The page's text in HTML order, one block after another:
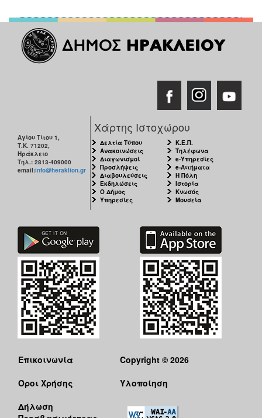
Αγίου Τίτου 1,
Τ.Κ. 71202,
Ηράκλειο
Τηλ.: 2813-409000
email:info@heraklion.gr
Χάρτης Ιστοχώρου
Δελτία Τύπου
Ανακοινώσεις
Διαγωνισμοί
Προσλήψεις
Διαβουλεύσεις
Εκδηλώσεις
Ο Δήμος
Υπηρεσίες
Κ.Ε.Π.
Τηλέφωνα
e-Υπηρεσίες
e-Αιτήματα
Η Πόλη
Ιστορία
Κνωσός
Μουσεία
Επικοινωνία
Όροι Χρήσης
Δήλωση
Copyright © 2026
Υλοποίηση